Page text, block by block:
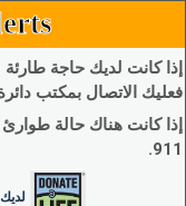
إذا كانت لديك حاجة طارئة
فعليك الاتصال بمكتب
إذا كانت هناك حالة طوارئ
911.